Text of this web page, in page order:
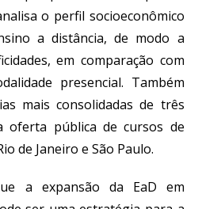
o perfil socioeconômico
a distância, de modo a
em comparação com
presencial. Também
mais consolidadas de três
oferta pública de cursos de
de Janeiro e São Paulo.
a expansão da EaD em